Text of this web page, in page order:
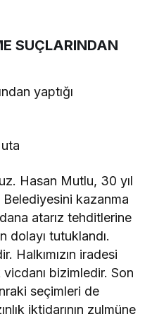
SUÇLARINDAN
yaptığı
Hasan Mutlu, 30 yıl
kazanma
atarız tehditlerine
dolayı tutuklandı.
Halkımızın iradesi
bizimledir. Son
seçimleri de
iktidarının zulmüne